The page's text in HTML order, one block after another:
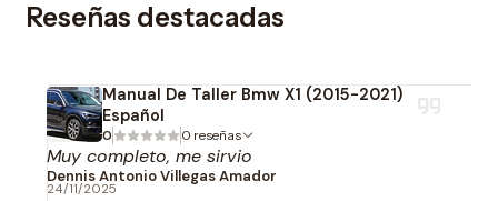
Reseñas destacadas
Manual De Taller Bmw X1 (2015-2021)
Español
0 0 reseñas
Muy completo, me sirvio
Dennis Antonio Villegas Amador
24/11/2025